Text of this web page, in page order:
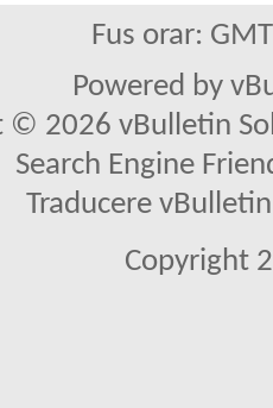
Fus orar:
Powered by
© 2026 vBulletin
Search Engine
Traducere
Copyright